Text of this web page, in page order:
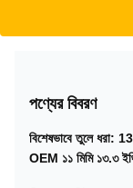
পণ্যের বিবরণ
বিশেষভাবে তুলে ধরা:
OEM ১১ মিমি ১৩.৩